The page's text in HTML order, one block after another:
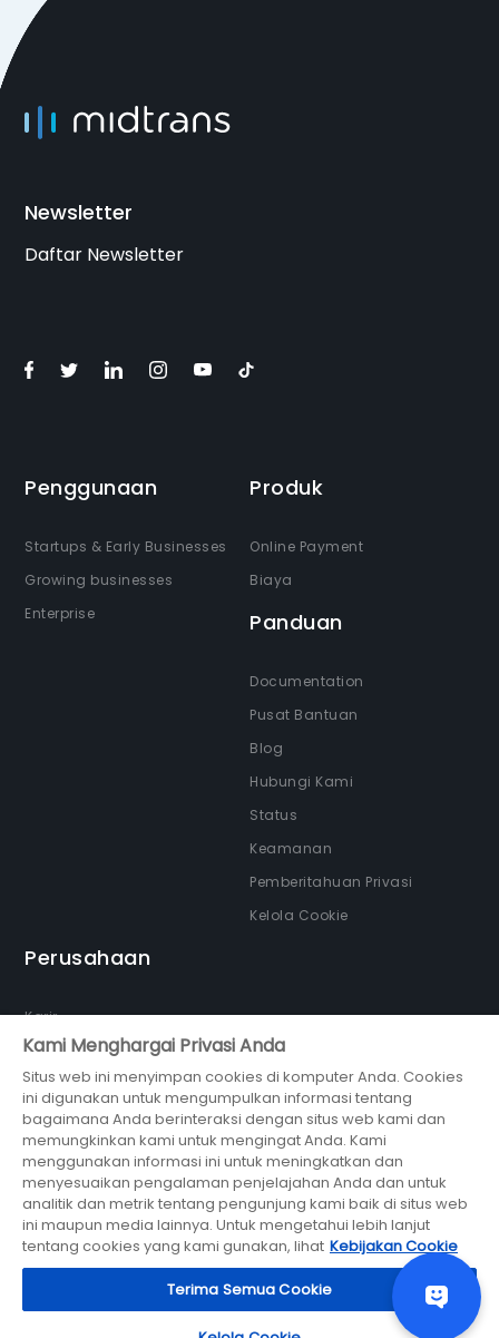
Newsletter
Daftar Newsletter
Penggunaan
Startups & Early Businesses
Growing businesses
Enterprise
Produk
Online Payment
Biaya
Panduan
Documentation
Pusat Bantuan
Blog
Hubungi Kami
Status
Keamanan
Pemberitahuan Privasi
Kelola Cookie
Perusahaan
Karir
Tentang kami
Newsroom
Partner
bagian dari
© 2026 Midtrans (PT Midtrans)
Kami Menghargai Privasi Anda
Situs web ini menyimpan cookies di komputer Anda. Cookies
ini digunakan untuk mengumpulkan informasi tentang
bagaimana Anda berinteraksi dengan situs web kami dan
memungkinkan kami untuk mengingat Anda. Kami
menggunakan informasi ini untuk meningkatkan dan
menyesuaikan pengalaman penjelajahan Anda dan untuk
analitik dan metrik tentang pengunjung kami baik di situs web
ini maupun media lainnya. Untuk mengetahui lebih lanjut
tentang cookies yang kami gunakan, lihat Kebijakan Cookie
Terima Semua Cookie